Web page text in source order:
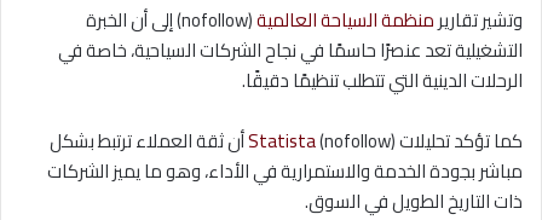
وتشير تقاريرمنظمة السياحة العالمية
(nofollow) إلى أن الخبرة
التشغيلية تعد عنصرًا حاسمًا في نجاح الشركات السياحية، خاصة في
الرحلات الدينية التي تتطلب تنظيمًا دقيقًا.
كما تؤكد تحليلات
Statista(nofollow) أن ثقة العملاء ترتبط بشكل
مباشر بجودة الخدمة والاستمرارية في الأداء، وهو ما يميز الشركات
ذات التاريخ الطويل في السوق.